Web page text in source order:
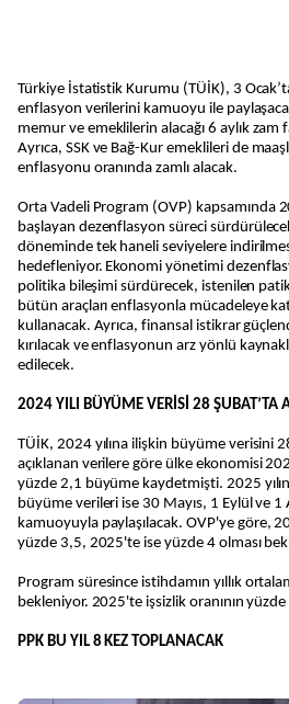
Türkiye İstatistik Kurumu (TÜİK), 3 Ocak’ta aralık ayı ve 2024 yılı
enflasyon verilerini kamuoyu ile
memur ve emeklilerin alacağı 6 aylık zam
Ayrıca, SSK ve Bağ-Kur emeklileri de
enflasyonu oranında zamlı alacak.
Orta Vadeli Program (OVP) kapsamında
başlayan dezenflasyon süreci
döneminde tek haneli seviyelere
hedefleniyor. Ekonomi yönetimi
politika bileşimi sürdürecek, istenilen
bütün araçları enflasyonla mücadeleye
kullanacak. Ayrıca, finansal istikrar
kırılacak ve enflasyonun arz yönlü
edilecek.
2024 YILI BÜYÜME VERİSİ 28 ŞUBAT’TA
TÜİK, 2024 yılına ilişkin büyüme verisini
açıklanan verilere göre ülke ekonomisi
yüzde 2,1 büyüme kaydetmişti. 2025
büyüme verileri ise 30 Mayıs, 1 Eylül ve 1
kamuoyuyla paylaşılacak. OVP'ye göre,
yüzde 3,5, 2025'te ise yüzde 4 olması
Program süresince istihdamın yıllık
bekleniyor. 2025'te işsizlik oranının
PPK BU YIL 8 KEZ TOPLANACAK